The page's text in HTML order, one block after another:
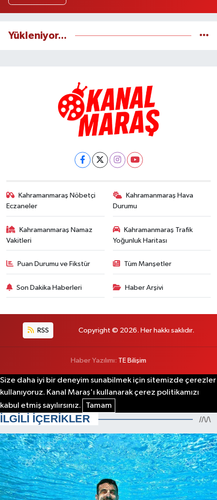
Yükleniyor...
Kahramanmaraş Nöbetçi
Eczaneler
Kahramanmaraş Hava
Durumu
Kahramanmaraş Namaz
Vakitleri
Kahramanmaraş Trafik
Yoğunluk Haritası
Puan Durumu ve Fikstür Tüm Manşetler
Son Dakika Haberleri Haber Arşivi
RSS Copyright © 2026. Her hakkı saklıdır.
Haber Yazılımı: TE Bilişim
Size daha iyi bir deneyim sunabilmek için sitemizde çerezler
kullanıyoruz. Kanal Maraş'ı kullanarak çerez politikamızı
kabul etmiş sayılırsınız.
Tamam